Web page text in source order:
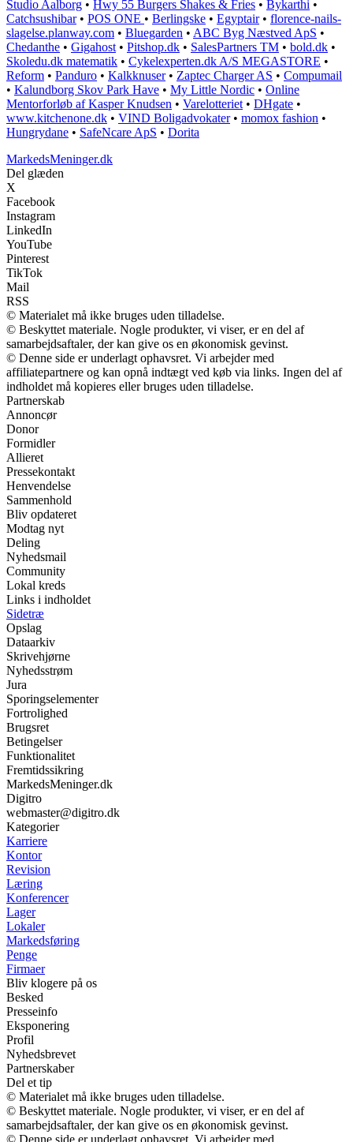
Studio Aalborg • Hwy 55 Burgers Shakes & Fries • Bykarthi •
Catchsushibar• POS ONE • Berlingske • Egyptair• florence-nails-
slagelse.planway.com • Bluegarden • ABC Byg Næstved ApS •
Chedanthe • Gigahost • Pitshop.dk • SalesPartners TM • bold.dk •
Skoledu.dk matematik • Cykelexperten.dk A/S MEGASTORE •
Reform • Panduro • Kalkknuser• Zaptec Charger AS • Compumail
• Kalundborg Skov Park Have • My Little Nordic • Online
Mentorforløb af Kasper Knudsen • Varelotteriet • DHgate •
www.kitchenone.dk • VIND Boligadvokater• momox fashion •
Hungrydane • SafeNcare ApS • Dorita
MarkedsMeninger.dk
Del glæden
X
Facebook
Instagram
LinkedIn
YouTube
Pinterest
TikTok
Mail
RSS
© Materialet må ikke bruges uden tilladelse.
© Beskyttet materiale. Nogle produkter, vi viser, er en del af
samarbejdsaftaler, der kan give os en økonomisk gevinst.
© Denne side er underlagt ophavsret. Vi arbejder med
affiliatepartnere og kan opnå indtægt ved køb via links. Ingen del af
indholdet må kopieres eller bruges uden tilladelse.
Partnerskab
Annoncør
Donor
Formidler
Allieret
Pressekontakt
Henvendelse
Sammenhold
Bliv opdateret
Modtag nyt
Deling
Nyhedsmail
Community
Lokal kreds
Links i indholdet
Sidetræ
Opslag
Dataarkiv
Skrivehjørne
Nyhedsstrøm
Jura
Sporingselementer
Fortrolighed
Brugsret
Betingelser
Funktionalitet
Fremtidssikring
MarkedsMeninger.dk
Digitro
webmaster@digitro.dk
Kategorier
Karriere
Kontor
Revision
Læring
Konferencer
Lager
Lokaler
Markedsføring
Penge
Firmaer
Bliv klogere på os
Besked
Presseinfo
Eksponering
Profil
Nyhedsbrevet
Partnerskaber
Del et tip
© Materialet må ikke bruges uden tilladelse.
© Beskyttet materiale. Nogle produkter, vi viser, er en del af
samarbejdsaftaler, der kan give os en økonomisk gevinst.
© Denne side er underlagt ophavsret. Vi arbejder med